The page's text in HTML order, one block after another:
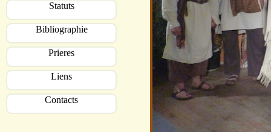
Statuts
Bibliographie
Prieres
Liens
Contacts